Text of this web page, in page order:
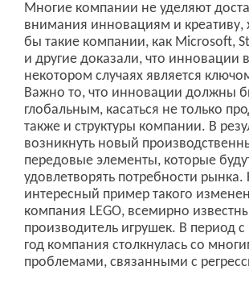
Многие компании не уделяют
внимания инновациям и креативу,
бы такие компании, как Microsoft,
и другие доказали, что инновации
некотором случаях является
Важно то, что инновации должны
глобальным, касаться не только
также и структуры компании. В
возникнуть новый
передовые элементы, которые
удовлетворять потребности рынка.
интересный пример такого
компания LEGO, всемирно
производитель игрушек. В период
год компания столкнулась со
проблемами, связанными с